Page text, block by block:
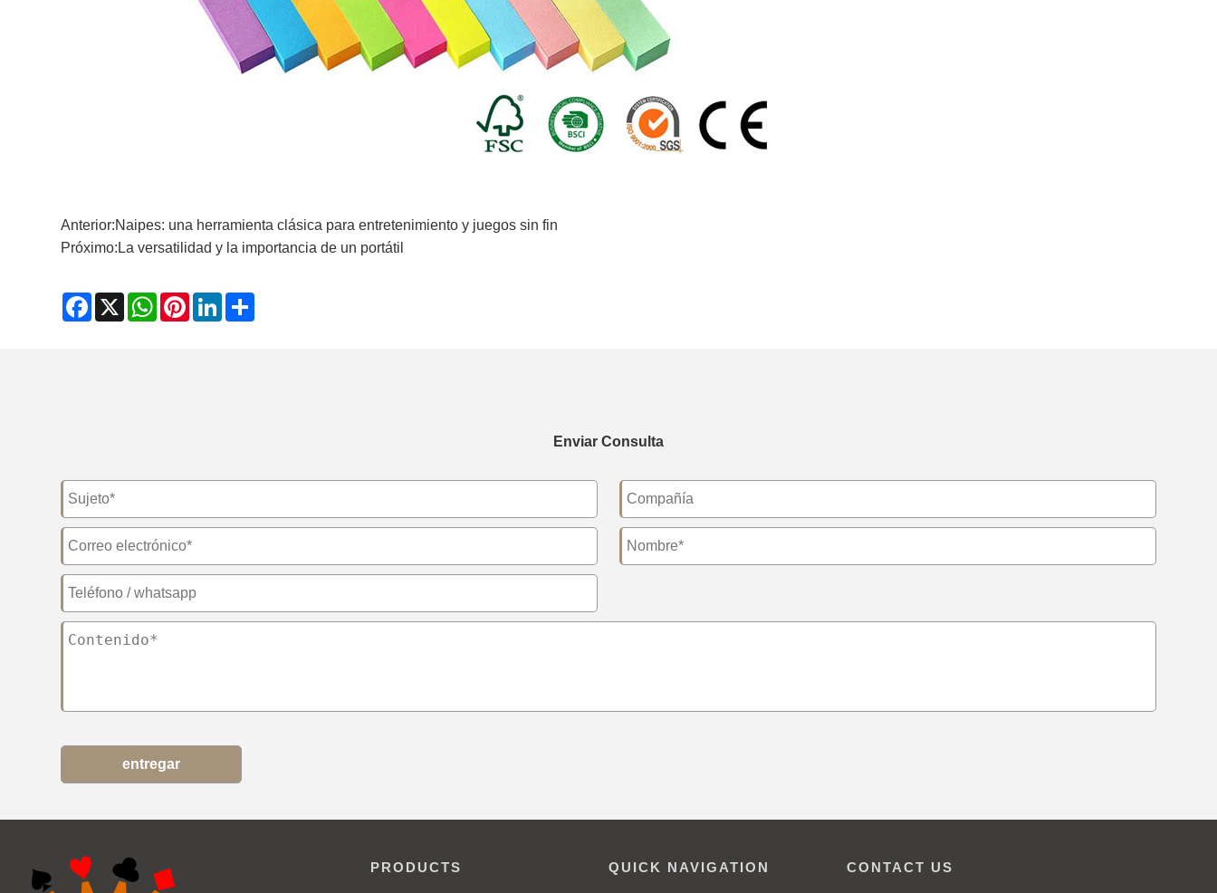
Anterior:Naipes: una herramienta clásica para entretenimiento y juegos sin fin
Próximo:La versatilidad y la importancia de un portátil
Facebook
X WhatsApp
PinterestLinkedIn
Enviar Consulta
entregar
PRODUCTS QUICK NAVIGATION CONTACT US